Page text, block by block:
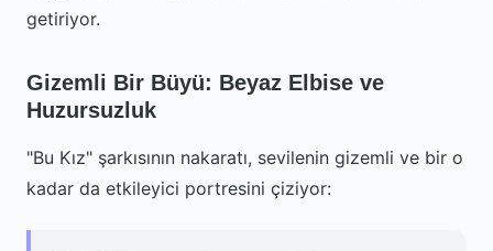
getiriyor.
Gizemli Bir Büyü: Beyaz Elbise ve
Huzursuzluk
"Bu Kız" şarkısının nakaratı, sevilenin gizemli ve bir o
kadar da etkileyici portresini çiziyor: